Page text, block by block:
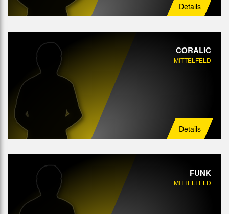
Details
CORALIC
MITTELFELD
Details
FUNK
MITTELFELD